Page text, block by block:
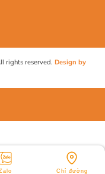
rights reserved. Design by
Chỉ đường